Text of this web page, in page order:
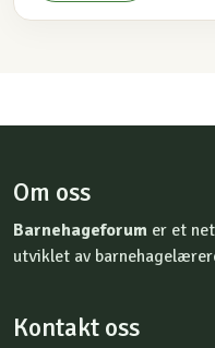
Om oss
Barnehageforum er et
utviklet av
Kontakt oss